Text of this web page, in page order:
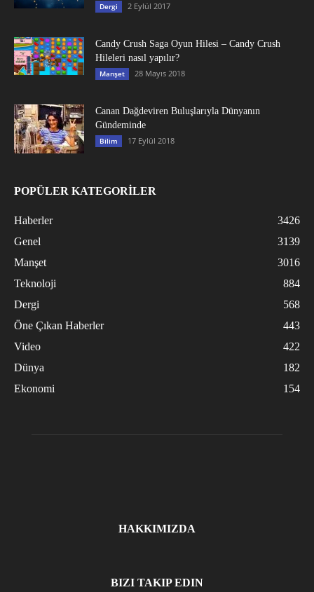
Dergi 2 Eylül 2017
Candy Crush Saga Oyun Hilesi – Candy Crush
Hileleri nasıl yapılır?
Manşet 28 Mayıs 2018
Canan Dağdeviren Buluşlarıyla Dünyanın
Gündeminde
Bilim 17 Eylül 2018
POPÜLER KATEGORİLER
Haberler
3426
Genel
3139
Manşet
3016
Teknoloji
884
Dergi
568
Öne Çıkan Haberler
443
Video
422
Dünya
182
Ekonomi
154
HAKKIMIZDA
BIZI TAKIP EDIN